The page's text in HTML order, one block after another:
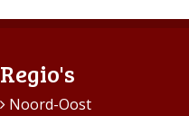
Regio's
Noord-Oost